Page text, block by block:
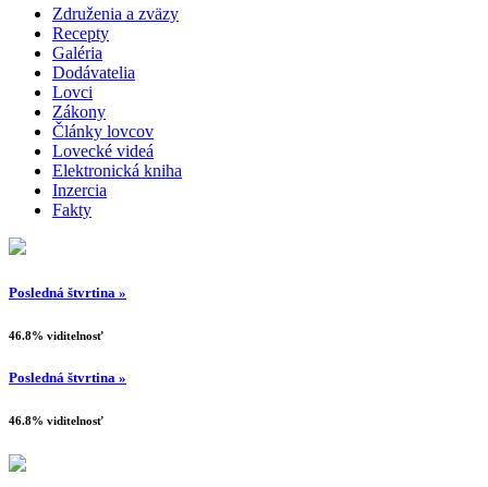
Združenia a zväzy
Recepty
Galéria
Dodávatelia
Lovci
Zákony
Články lovcov
Lovecké videá
Elektronická kniha
Inzercia
Fakty
Posledná štvrtina »
46.8% viditelnosť
Posledná štvrtina »
46.8% viditelnosť